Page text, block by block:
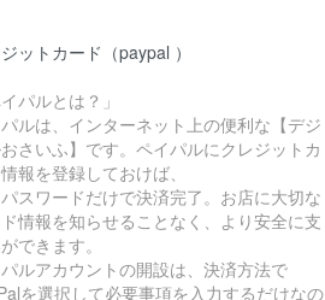
ットカード（paypal ）
イパルとは？」
ルは、インターネット上の便利な【デジ
さいふ】です。ペイパルにクレジットカ
報を登録しておけば、
スワードだけで決済完了。お店に大切な
情報を知らせることなく、より安全に支
できます。
ルアカウントの開設は、決済方法で
を選択して必要事項を入力するだけなの